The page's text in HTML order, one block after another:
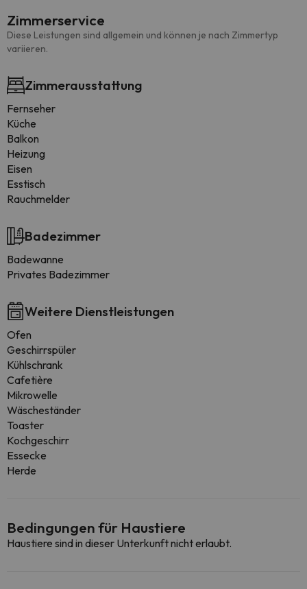
Zimmerservice
Diese Leistungen sind allgemein und können je nach Zimmertyp
variieren.
Zimmerausstattung
Fernseher
Küche
Balkon
Heizung
Eisen
Esstisch
Rauchmelder
Badezimmer
Badewanne
Privates Badezimmer
Weitere Dienstleistungen
Ofen
Geschirrspüler
Kühlschrank
Cafetière
Mikrowelle
Wäscheständer
Toaster
Kochgeschirr
Essecke
Herde
Bedingungen für Haustiere
Haustiere sind in dieser Unterkunft nicht erlaubt.